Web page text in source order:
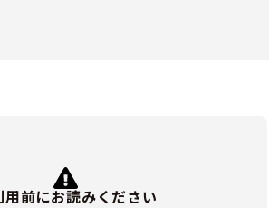
用前にお読みください